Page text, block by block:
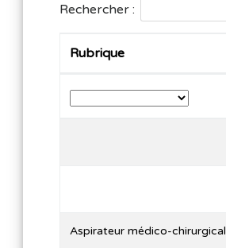
Rechercher :
Rubrique
Aspirateur médico-chirurgical